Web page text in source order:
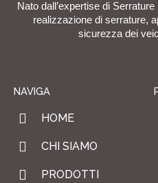
Nato dall’expertise di
realizzazione di serrature,
sicurezza dei
NAVIGA
HOME
CHI SIAMO
PRODOTTI